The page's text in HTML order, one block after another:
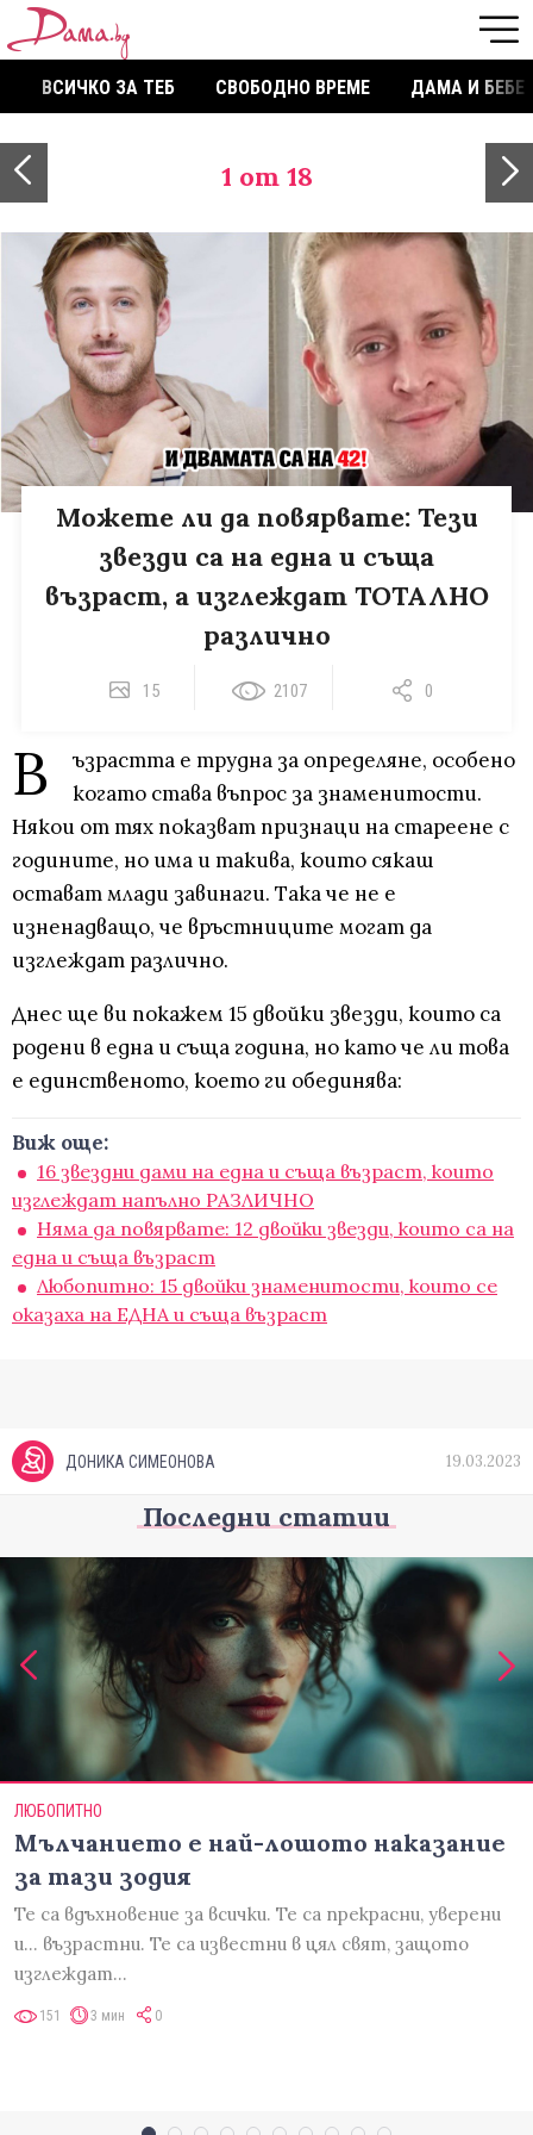
ВСИЧКО ЗА ТЕБ СВОБОДНО ВРЕМЕ ДАМА И БЕБЕ
1 от 18
Можете ли да повярвате: Тези
звезди са на една и съща
възраст, а изглеждат ТОТАЛНО
различно
15 2107 0
В
ъзрастта е трудна за определяне, особено
когато става въпрос за знаменитости.
Някои от тях показват признаци на стареене с
годините, но има и такива, които сякаш
остават млади завинаги. Така че не е
изненадващо, че връстниците могат да
изглеждат различно.
Днес ще ви покажем 15 двойки звезди, които са
родени в една и съща година, но като че ли това
е единственото, което ги обединява:
Виж още:
16 звездни дами на една и съща възраст, които
изглеждат напълно РАЗЛИЧНО
Няма да повярвате: 12 двойки звезди, които са на
една и съща възраст
Любопитно: 15 двойки знаменитости, които се
оказаха на ЕДНА и съща възраст
ДОНИКА СИМЕОНОВА 19.03.2023
Последни статии
ЛЮБОПИТНО
Мълчанието е най-лошото наказание
за тази зодия
Те са вдъхновение за всички. Те са прекрасни, уверени
и... възрастни. Те са известни в цял свят, защото
изглеждат…
151 3 мин 0